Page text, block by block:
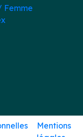
Femme
Mentions